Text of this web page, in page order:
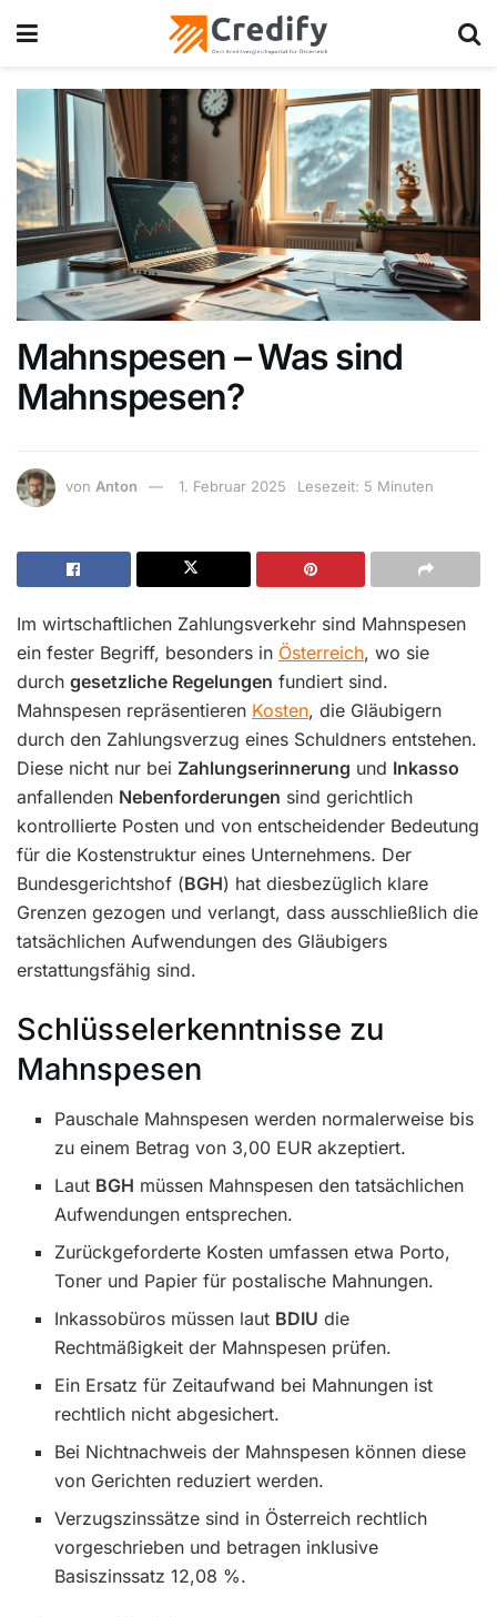
Mahnspesen – Was sind
Mahnspesen?
von Anton 1. Februar 2025 Lesezeit: 5 Minuten
Im wirtschaftlichen Zahlungsverkehr sind Mahnspesen
ein fester Begriff, besonders in Österreich, wo sie
durch gesetzliche Regelungen fundiert sind.
Mahnspesen repräsentieren Kosten, die Gläubigern
durch den Zahlungsverzug eines Schuldners entstehen.
Diese nicht nur bei Zahlungserinnerung und Inkasso
anfallenden Nebenforderungen sind gerichtlich
kontrollierte Posten und von entscheidender Bedeutung
für die Kostenstruktur eines Unternehmens. Der
Bundesgerichtshof (BGH) hat diesbezüglich klare
Grenzen gezogen und verlangt, dass ausschließlich die
tatsächlichen Aufwendungen des Gläubigers
erstattungsfähig sind.
Schlüsselerkenntnisse zu
Mahnspesen
Pauschale Mahnspesen werden normalerweise bis
zu einem Betrag von 3,00 EUR akzeptiert.
Laut BGH müssen Mahnspesen den tatsächlichen
Aufwendungen entsprechen.
Zurückgeforderte Kosten umfassen etwa Porto,
Toner und Papier für postalische Mahnungen.
Inkassobüros müssen laut BDIU die
Rechtmäßigkeit der Mahnspesen prüfen.
Ein Ersatz für Zeitaufwand bei Mahnungen ist
rechtlich nicht abgesichert.
Bei Nichtnachweis der Mahnspesen können diese
von Gerichten reduziert werden.
Verzugszinssätze sind in Österreich rechtlich
vorgeschrieben und betragen inklusive
Basiszinssatz 12,08 %.